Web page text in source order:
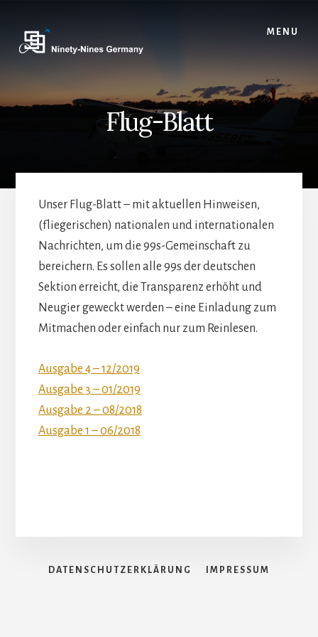
content
MENU
Flug-Blatt
Unser Flug-Blatt – mit aktuellen Hinweisen,
(fliegerischen) nationalen und internationalen
Nachrichten, um die 99s-Gemeinschaft zu
bereichern. Es sollen alle 99s der deutschen
Sektion erreicht, die Transparenz erhöht und
Neugier geweckt werden – eine Einladung zum
Mitmachen oder einfach nur zum Reinlesen.
Ausgabe 4 – 12/2019
Ausgabe 3 – 01/2019
Ausgabe 2 – 08/2018
Ausgabe 1 – 06/2018
DATENSCHUTZERKLÄRUNG IMPRESSUM